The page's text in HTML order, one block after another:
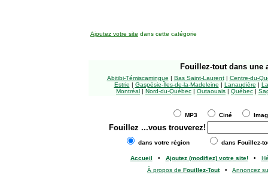
Ajoutez votre site dans cette catégorie
Fouillez-tout dans une
Abitibi-Témiscamingue | Bas Saint-Laurent| Centre-du-
Estrie | Gaspésie-Îles-de-la-Madeleine | Lanaudière |
Montréal | Nord-du-Québec | Outaouais | Québec |
MP3 Ciné
Fouillez ...vous trouverez!
dans votre région dans Fouillez-
Accueil • Ajoutez (modifiez) votre site!•
À propos de Fouillez-Tout• Annoncez